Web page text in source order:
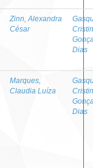
Zinn, Alexandra
César
Dias
Marques,
Claudia Luíza
Dias